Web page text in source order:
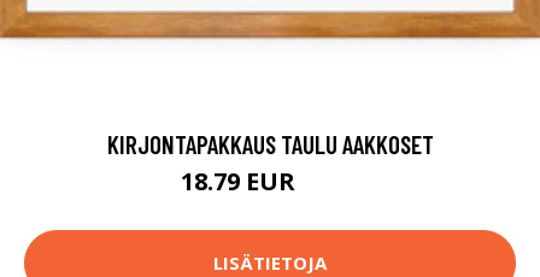
KIRJONTAPAKKAUS TAULU AAKKOSET
18.79 EUR
LISÄTIETOJA